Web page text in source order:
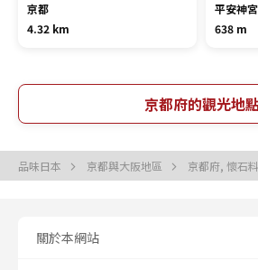
京都
4.32 km
平安神宮
638 m
京都府的觀光地點
品味日本 京都與大阪地區 京都府, 懷石
關於本網站